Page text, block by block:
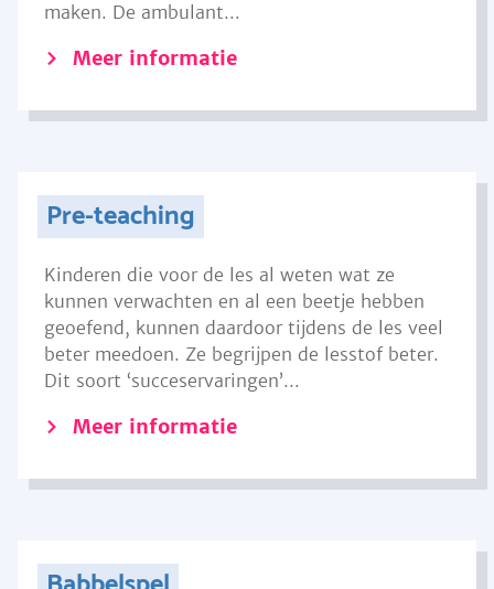
maken. De ambulant...
Meer informatie
Pre-teaching
Kinderen die voor de les al weten wat ze
kunnen verwachten en al een beetje hebben
geoefend, kunnen daardoor tijdens de les veel
beter meedoen. Ze begrijpen de lesstof beter.
Dit soort ‘succeservaringen’...
Meer informatie